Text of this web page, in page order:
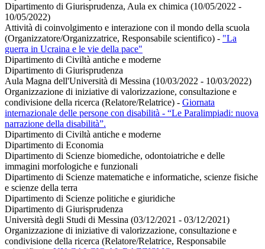
Dipartimento di Giurisprudenza, Aula ex chimica (10/05/2022 -
10/05/2022)
Attività di coinvolgimento e interazione con il mondo della scuola
(Organizzatore/Organizzatrice, Responsabile scientifico) - "La
guerra in Ucraina e le vie della pace"
Dipartimento di Civiltà antiche e moderne
Dipartimento di Giurisprudenza
Aula Magna dell'Università di Messina (10/03/2022 - 10/03/2022)
Organizzazione di iniziative di valorizzazione, consultazione e
condivisione della ricerca (Relatore/Relatrice) - Giornata
internazionale delle persone con disabilità - “Le Paralimpiadi: nuova
narrazione della disabilità”.
Dipartimento di Civiltà antiche e moderne
Dipartimento di Economia
Dipartimento di Scienze biomediche, odontoiatriche e delle
immagini morfologiche e funzionali
Dipartimento di Scienze matematiche e informatiche, scienze fisiche
e scienze della terra
Dipartimento di Scienze politiche e giuridiche
Dipartimento di Giurisprudenza
Università degli Studi di Messina (03/12/2021 - 03/12/2021)
Organizzazione di iniziative di valorizzazione, consultazione e
condivisione della ricerca (Relatore/Relatrice, Responsabile